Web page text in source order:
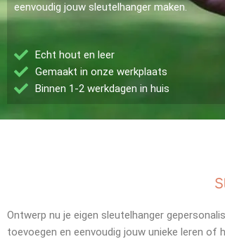
eenvoudig jouw sleutelhanger maken.
Echt hout en leer
Gemaakt in onze werkplaats
Binnen 1-2 werkdagen in huis
Ontwerp nu je eigen sleutelhanger
toevoegen en eenvoudig jouw unieke leren